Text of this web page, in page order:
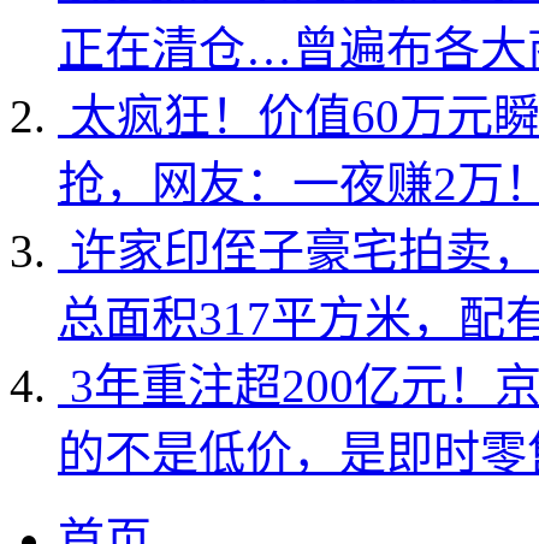
正在清仓…曾遍布各大
太疯狂！价值60万元
抢，网友：一夜赚2万
许家印侄子豪宅拍卖
总面积317平方米，配
3年重注超200亿元！
的不是低价，是即时